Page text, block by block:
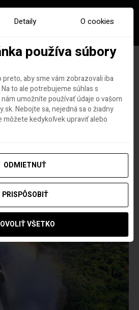
zimbabwe
Detaily O cookies
používa súbory
aby sme vám zobrazovali iba
to ale potrebujeme súhlas s
umožníte používať údaje o vašom
Nebojte sa, nejedná sa o žiadny
môžete kedykoľvek upraviť alebo
ODMIETNUŤ
PRISPÔSOBIŤ
VŠETKO